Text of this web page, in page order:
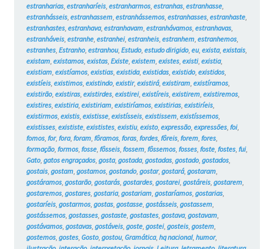
estranharias, estranharíeis, estranharmos, estranhas, estranhasse,
estranhásseis, estranhassem, estranhássemos, estranhasses, estranhaste,
estranhastes, estranhava, estranhavam, estranhávamos, estranhavas,
estranháveis, estranhe, estranhei, estranheis, estranhem, estranhemos,
estranhes, Estranho, estranhou, Estudo, estudo dirigido, eu, exista, existais,
existam, existamos, existas, Existe, existem, existes, existi, existia,
existiam, existíamos, existias, existida, existidas, existido, existidos,
existíeis, existimos, existindo, existir, existirá, existiram, existíramos,
existirão, existiras, existirdes, existirei, existíreis, existirem, existiremos,
existires, existiria, existiriam, existiríamos, existirias, existiríeis,
existirmos, existis, existisse, existísseis, existissem, existíssemos,
existisses, exististe, exististes, existiu, existo, expressão, expressões, foi,
fomos, for, fora, foram, fôramos, foras, fordes, fôreis, forem, fores,
formação, formos, fosse, fôsseis, fossem, fôssemos, fosses, foste, fostes, fui,
Gato, gatos engraçados, gosta, gostada, gostadas, gostado, gostados,
gostais, gostam, gostamos, gostando, gostar, gostará, gostaram,
gostáramos, gostarão, gostarás, gostardes, gostarei, gostáreis, gostarem,
gostaremos, gostares, gostaria, gostariam, gostaríamos, gostarias,
gostaríeis, gostarmos, gostas, gostasse, gostásseis, gostassem,
gostássemos, gostasses, gostaste, gostastes, gostava, gostavam,
gostávamos, gostavas, gostáveis, goste, gostei, gosteis, gostem,
gostemos, gostes, Gosto, gostou, Gramática, hq nacional, humor,